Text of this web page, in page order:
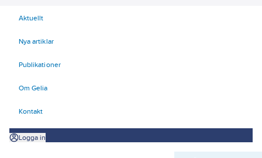
Aktuellt
Nya artiklar
Publikationer
Om Gelia
Kontakt
Logga in